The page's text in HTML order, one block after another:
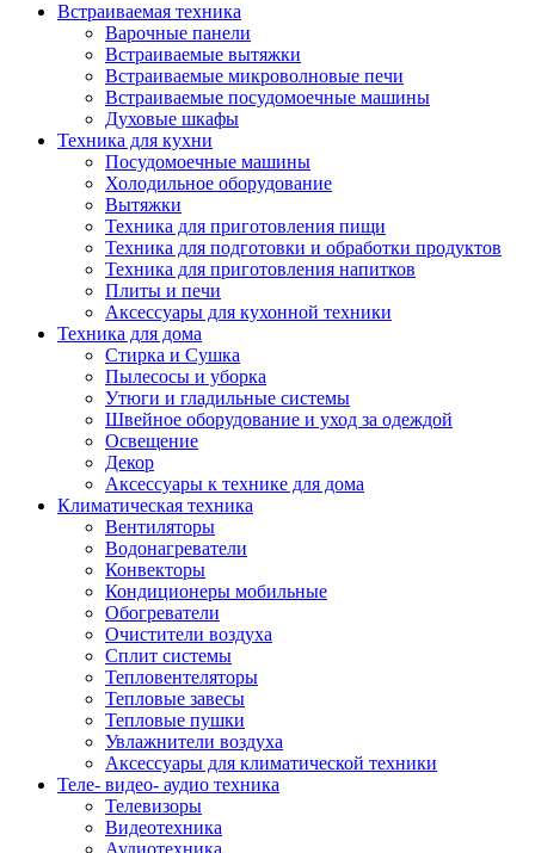
Встраиваемая техника
Варочные панели
Встраиваемые вытяжки
Встраиваемые микроволновые печи
Встраиваемые посудомоечные машины
Духовые шкафы
Техника для кухни
Посудомоечные машины
Холодильное оборудование
Вытяжки
Техника для приготовления пищи
Техника для подготовки и обработки продуктов
Техника для приготовления напитков
Плиты и печи
Аксессуары для кухонной техники
Техника для дома
Стирка и Сушка
Пылесосы и уборка
Утюги и гладильные системы
Швейное оборудование и уход за одеждой
Освещение
Декор
Аксессуары к технике для дома
Климатическая техника
Вентиляторы
Водонагреватели
Конвекторы
Кондиционеры мобильные
Обогреватели
Очистители воздуха
Сплит системы
Тепловентеляторы
Тепловые завесы
Тепловые пушки
Увлажнители воздуха
Аксессуары для климатической техники
Теле- видео- аудио техника
Телевизоры
Видеотехника
Аудиотехника